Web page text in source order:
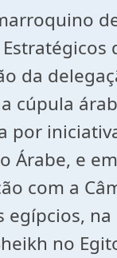
da
cúpula
por
Árabe, e em
com a
egípcios,
no